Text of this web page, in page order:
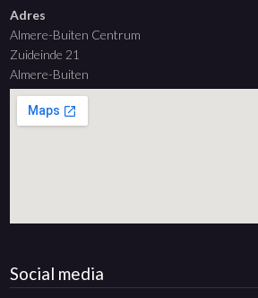
Adres
Almere-Buiten Centrum
Zuideinde 21
Almere-Buiten
Social media